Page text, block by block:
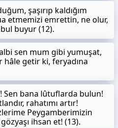
şaşırıp kaldığım
etmemizi emrettin, ne olur,
buyur (12).
sen mum gibi yumuşat,
hâle getir ki, feryadına
Sen bana lûtuflarda bulun!
rahatımı artır!
Peygamberimizin
ihsan et! (13).